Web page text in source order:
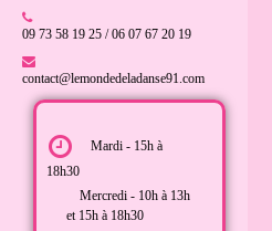
09 73 58 19 25 / 06 07 67 20 19
contact@lemondedeladanse91.com
Mardi - 15h à
18h30
Mercredi - 10h à 13h
et 15h à 18h30